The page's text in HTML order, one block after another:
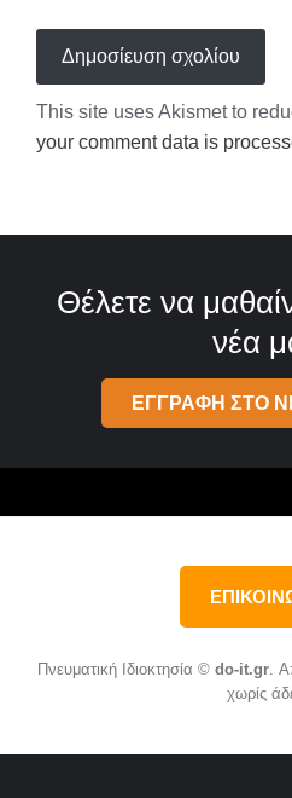
This site uses Akismet to
your comment data is
Θέλετε να
νέα
ΕΓΓΡΑΦΗ ΣΤΟ
Πνευματική Ιδιοκτησία © do-it.gr.
χωρίς